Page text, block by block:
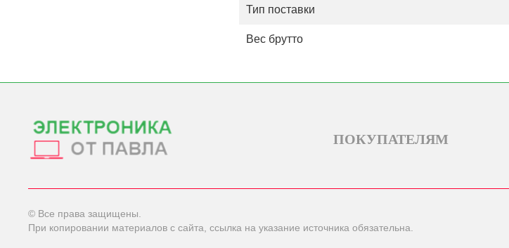
Тип поставки
Вес брутто
ПОКУПАТЕЛЯМ
© Все права защищены.
При копировании материалов с сайта, ссылка на указание источника обязательна.